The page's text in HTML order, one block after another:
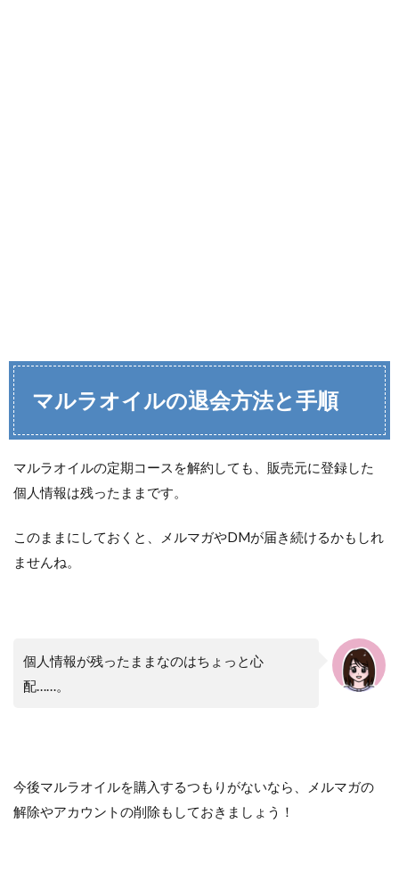
マルラオイルの退会方法と手順
マルラオイルの定期コースを解約しても、販売元に登録した
個人情報は残ったままです。
このままにしておくと、メルマガやDMが届き続けるかもしれ
ませんね。
個人情報が残ったままなのはちょっと心
配……。
今後マルラオイルを購入するつもりがないなら、メルマガの
解除やアカウントの削除もしておきましょう！